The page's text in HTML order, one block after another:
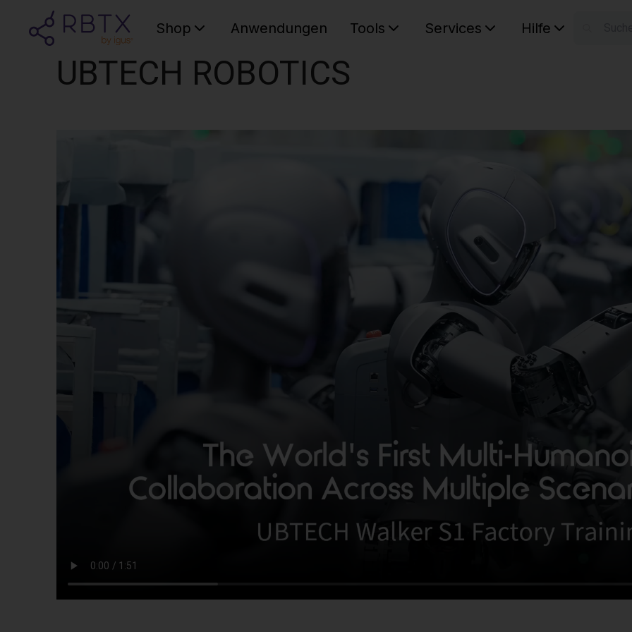
Shop Anwendungen Tools Services Hilfe
UBTECH ROBOTICS